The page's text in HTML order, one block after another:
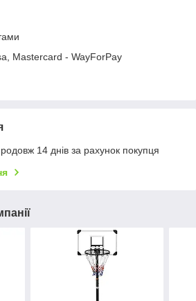
Mastercard - WayForPay
14 днів за рахунок покупця